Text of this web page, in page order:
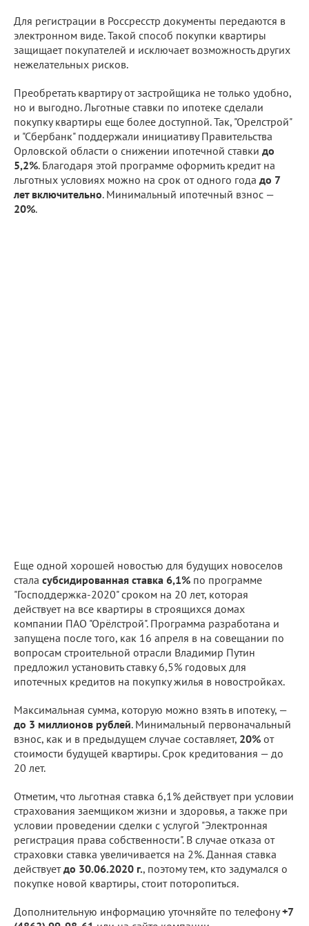
Для регистрации в Россресстр документы передаются в
электронном виде. Такой способ покупки квартиры
защищает покупателей и исключает возможность других
нежелательных рисков.
Преобретать квартиру от застройщика не только удобно,
но и выгодно. Льготные ставки по ипотеке сделали
покупку квартиры еще более доступной. Так, "Орелстрой"
и "Сбербанк" поддержали инициативу Правительства
Орловской области о снижении ипотечной ставки до
5,2%. Благодаря этой программе оформить кредит на
льготных условиях можно на срок от одного года до 7
лет включительно. Минимальный ипотечный взнос —
20%.
Еще одной хорошей новостью для будущих новоселов
стала субсидированная ставка 6,1% по программе
"Господдержка-2020" сроком на 20 лет, которая
действует на все квартиры в строящихся домах
компании ПАО "Орёлстрой". Программа разработана и
запущена после того, как 16 апреля в на совещании по
вопросам строительной отрасли Владимир Путин
предложил установить ставку 6,5% годовых для
ипотечных кредитов на покупку жилья в новостройках.
Максимальная сумма, которую можно взять в ипотеку, —
до 3 миллионов рублей. Минимальный первоначальный
взнос, как и в предыдущем случае составляет, 20% от
стоимости будущей квартиры. Срок кредитования — до
20 лет.
Отметим, что льготная ставка 6,1% действует при условии
страхования заемщиком жизни и здоровья, а также при
условии проведении сделки с услугой "Электронная
регистрация права собственности". В случае отказа от
страховки ставка увеличивается на 2%. Данная ставка
действуетдо 30.06.2020 г., поэтому тем, кто задумался о
покупке новой квартиры, стоит поторопиться.
Дополнительную информацию уточняйте по телефону+7